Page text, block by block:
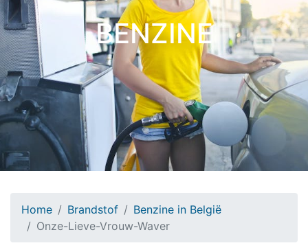
BENZINE
Home Brandstof
Benzine in België
Onze-Lieve-Vrouw-Waver